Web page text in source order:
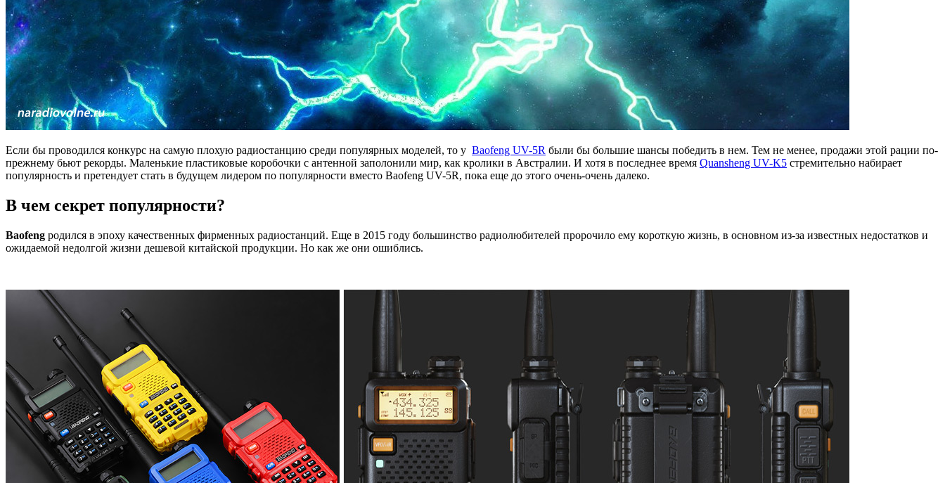
Если бы проводился конкурс на самую плохую радиостанцию среди популярных моделей, то у Baofeng UV-5R были бы большие шансы победить в нем. Тем не менее, продажи этой рации по-
прежнему бьют рекорды. Маленькие пластиковые коробочки с антенной заполонили мир, как кролики в Австралии. И хотя в последнее время Quansheng UV-K5 стремительно набирает
популярность и претендует стать в будущем лидером по популярности вместо Baofeng UV-5R, пока еще до этого очень-очень далеко.
В чем секрет популярности?
Baofeng родился в эпоху качественных фирменных радиостанций. Еще в 2015 году большинство радиолюбителей пророчило ему короткую жизнь, в основном из-за известных недостатков и
ожидаемой недолгой жизни дешевой китайской продукции. Но как же они ошиблись.